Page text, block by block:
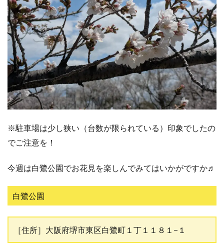
※駐車場は少し狭い（台数が限られている）印象でしたの
でご注意を！
今週は白鷺公園でお花見を楽しんでみてはいかがですか♬
白鷺公園
［住所］大阪府堺市東区白鷺町１丁１１８１−１